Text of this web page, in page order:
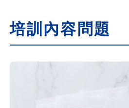
培訓內容問題